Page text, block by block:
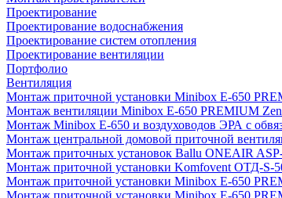
Проектирование
Проектирование водоснабжения
Проектирование систем отопления
Проектирование вентиляции
Портфолио
Вентиляция
Монтаж приточной установки Minibox E-650
Монтаж вентиляции Minibox E-650 PREMIUM
Монтаж Minibox E-650 и воздуховодов ЭРА с
Монтаж центральной домовой приточной
Монтаж приточных установок Ballu ONEAIR
Монтаж приточной установки Komfovent ОТД-S-
Монтаж приточной установки Minibox E-650
Монтаж приточной установки Minibox E-650